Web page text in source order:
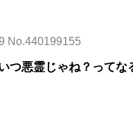
No.440199155
つ悪霊じゃね？ってな